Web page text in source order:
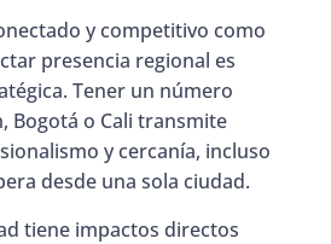
y competitivo como
presencia regional es
Tener un número
Bogotá o Cali transmite
y cercanía, incluso
desde una sola ciudad.
tiene impactos directos